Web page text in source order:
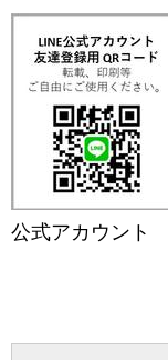
公式アカウント